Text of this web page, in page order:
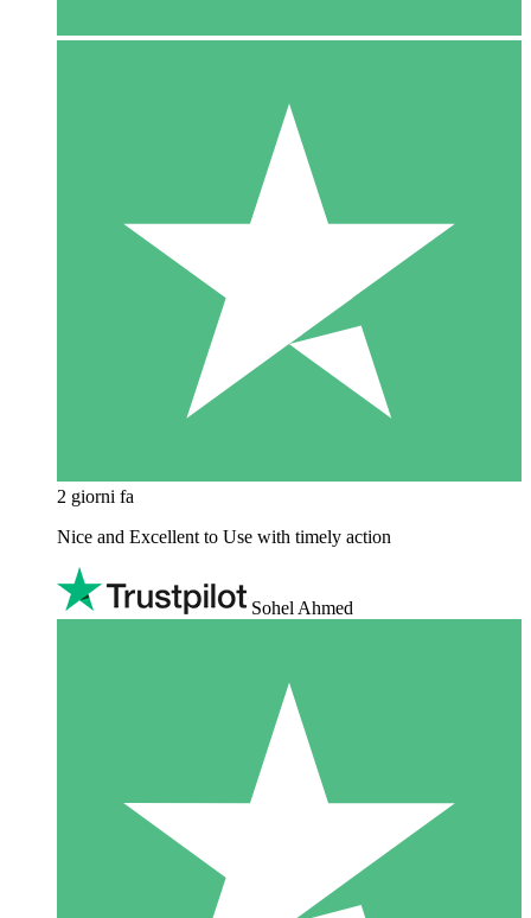
2 giorni fa
Nice and Excellent to Use with timely action
Sohel Ahmed